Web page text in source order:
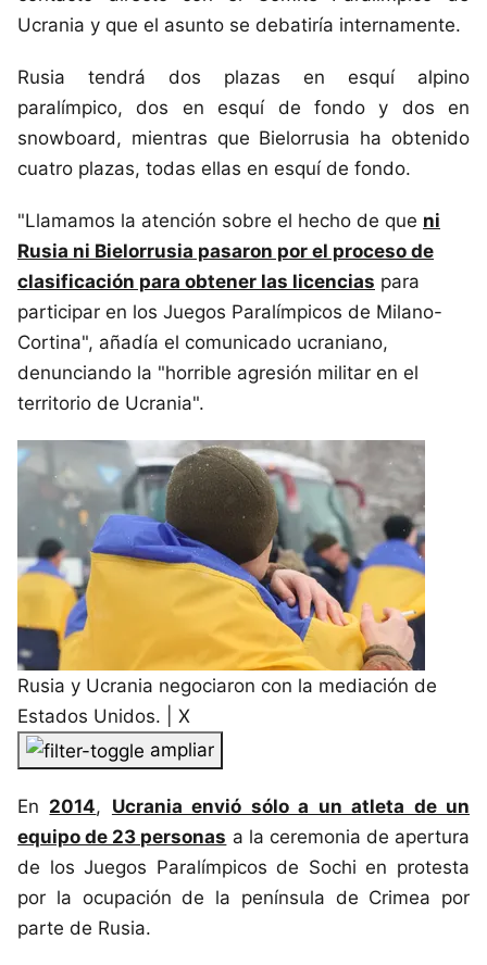
Ucrania y que el asunto se debatiría internamente.
Rusia tendrá dos plazas en esquí alpino
paralímpico, dos en esquí de fondo y dos en
snowboard, mientras que Bielorrusia ha obtenido
cuatro plazas, todas ellas en esquí de fondo.
"Llamamos la atención sobre el hecho de que ni
Rusia ni Bielorrusia pasaron por el proceso de
clasificación para obtener las licencias para
participar en los Juegos Paralímpicos de Milano-
Cortina", añadía el comunicado ucraniano,
denunciando la "horrible agresión militar en el
territorio de Ucrania".
Rusia y Ucrania negociaron con la mediación de
Estados Unidos. | X
ampliar
En 2014, Ucrania envió sólo a un atleta de un
equipo de 23 personas a la ceremonia de apertura
de los Juegos Paralímpicos de Sochi en protesta
por la ocupación de la península de Crimea por
parte de Rusia.